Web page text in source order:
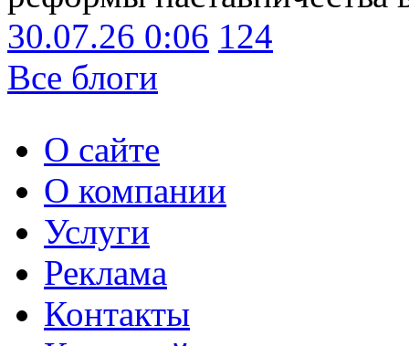
30.07.26 0:06 124
Все блоги
О сайте
О компании
Услуги
Реклама
Контакты